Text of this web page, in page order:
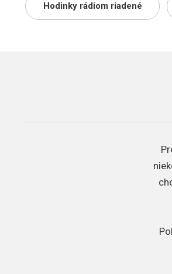
Hodinky rádiom riadené